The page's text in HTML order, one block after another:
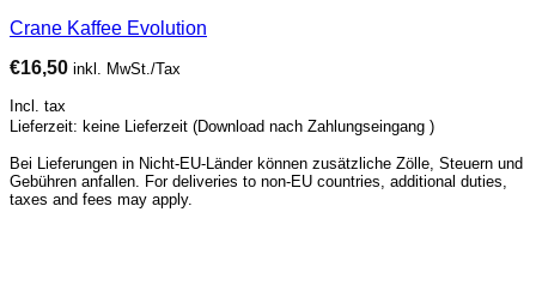
Crane Kaffee Evolution
€16,50 inkl. MwSt./Tax
Incl. tax
Lieferzeit: keine Lieferzeit (Download nach Zahlungseingang )
Bei Lieferungen in Nicht-EU-Länder können zusätzliche Zölle, Steuern und
Gebühren anfallen. For deliveries to non-EU countries, additional duties,
taxes and fees may apply.